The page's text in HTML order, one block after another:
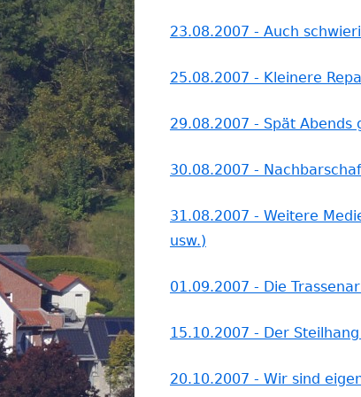
23.08.2007 - Auch
25.08.2007 - Kleinere
29.08.2007 - Spät Abends
30.08.2007 -
31.08.2007 - Weitere
usw.)
01.09.2007 - Die
15.10.2007 - Der
20.10.2007 - Wir sind